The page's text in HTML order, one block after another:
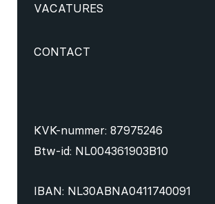
VACATURES
CONTACT
KVK-nummer: 87975246
Btw-id: NL004361903B10
IBAN: NL30ABNA0411740091